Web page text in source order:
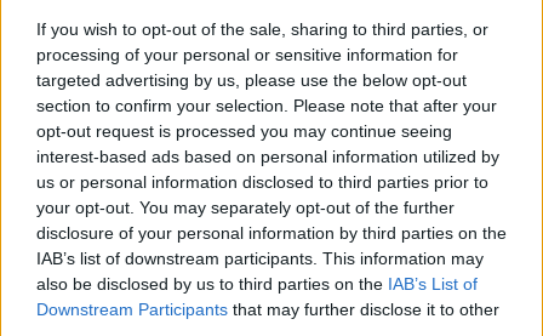
If you wish to opt-out of the sale, sharing to third parties, or
processing of your personal or sensitive information for
targeted advertising by us, please use the below opt-out
section to confirm your selection. Please note that after your
opt-out request is processed you may continue seeing
interest-based ads based on personal information utilized by
us or personal information disclosed to third parties prior to
your opt-out. You may separately opt-out of the further
disclosure of your personal information by third parties on the
IAB’s list of downstream participants. This information may
also be disclosed by us to third parties on the IAB’s List of
Downstream Participants that may further disclose it to other
με τα πιστωτικά ιδρύματα, τονίζεται πως, πέραν
των κεφαλαίων που θα διατεθούν από τους
επενδυτικούς φορείς, η αναζήτηση πρόσθετης
χρηματοδότησης (π.χ. εμπορικό δάνειο) δύναται
να αποτελέσει βασικό προαπαιτούμενο για την
ένταξη στον ΜΑΑ. Στο πλαίσιο αυτό,
λαμβάνοντας υπόψη τη δυνατότητα μόχλευσης
πόρων και από τα εγχώρια πιστωτικά ιδρύματα
καθώς και το γεγονός πως μέρος των πόρων του
ΜΑΑ θα διοχετευθούν στην εγχώρια οικονομία με